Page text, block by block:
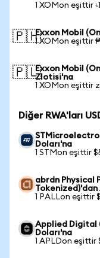
1 XOMon eşittir
🇵🇭Exxon Mobil
1 XOMon eşittir
🇵🇱Exxon Mobil
Zlotisi'na
1 XOMon eşittir
Diğer RWA'ları
Doları'na
1 STMon eşittir
abrdn Physical
Tokenized)'dan
1 PALLon eşittir
Applied Digital
Doları'na
1 APLDon eşittir